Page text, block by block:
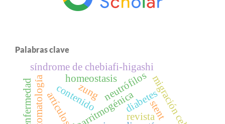
Palabras clave
diabetes
stent
migración celular
síndrome de chebiafi-higashi
neutrófilos
contenido
artículos
estomatología zung
enfermedad homeostasis
revista